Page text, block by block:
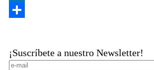
LinkedIn
¡Suscríbete a nuestro Newsletter!